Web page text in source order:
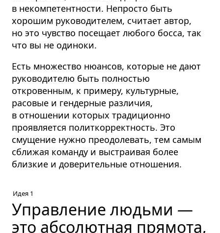
в некомпетентности. Непросто быть
хорошим руководителем, считает автор,
но это чувство посещает любого босса, так
что вы не одиноки.
Есть множество нюансов, которые не дают
руководителю быть полностью
откровенным, к примеру, культурные,
расовые и гендерные различия,
в отношении которых традиционно
проявляется политкорректность. Это
смущение нужно преодолевать, тем самым
сближая команду и выстраивая более
близкие и доверительные отношения.
Идея 1
Управление людьми —
это абсолютная прямота,